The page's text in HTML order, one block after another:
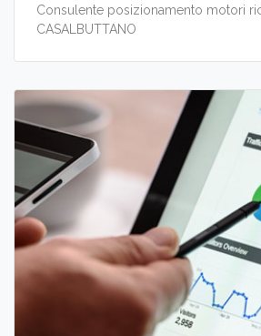
Consulente posizionamento motori
CASALBUTTANO